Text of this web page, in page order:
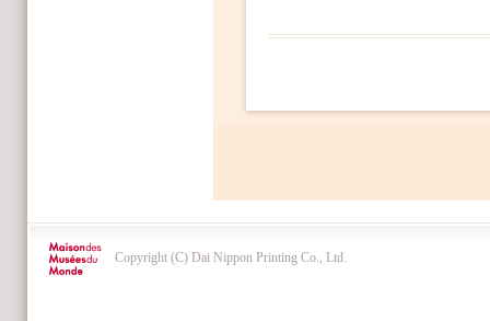
Copyright (C) Dai Nippon Printing Co., Ltd.